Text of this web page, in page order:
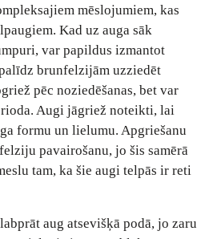
mēslojumiem, kas
Kad uz auga sāk
var papildus izmantot
brunfelzijām uzziedēt
pēc noziedēšanas, bet var
Augi jāgriež noteikti, lai
formu un lielumu. Apgriešanu
pavairošanu, jo šis samērā
tam, ka šie augi telpās ir reti
aug atsevišķā podā, jo zaru